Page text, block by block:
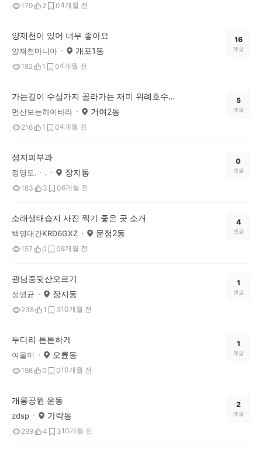
179 2 04개월 전
양재천이 있어 너무 좋아요
양재천마니아 개포1동
182 1 04개월 전
16
댓글
가는길이 수십가지 골라가는 재미 위례호수공원 산책로
먼산보는하이바라 거여2동
216 1 04개월 전
5
댓글
성지피부과
정영도.ㆍ. 장지동
183 3 06개월 전
0
댓글
소래생태습지 사진 찍기 좋은 곳 소개
백명대간KRD6GXZ 문정2동
157 0 08개월 전
4
댓글
광남중뒷산오르기
정영균 장지동
238 1 310개월 전
1
댓글
두다리 튼튼하게
여울이 오륜동
198 0 010개월 전
1
댓글
개롱공원 운동
zdsp 가락동
299 4 310개월 전
2
댓글